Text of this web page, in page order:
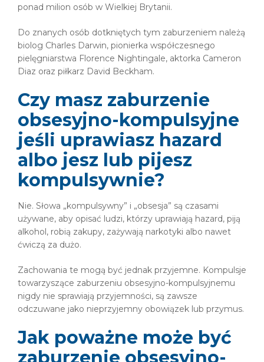
ponad milion osób w Wielkiej Brytanii.
Do znanych osób dotkniętych tym zaburzeniem należą
biolog Charles Darwin, pionierka współczesnego
pielęgniarstwa Florence Nightingale, aktorka Cameron
Diaz oraz piłkarz David Beckham.
Czy masz zaburzenie
obsesyjno-kompulsyjne
jeśli uprawiasz hazard
albo jesz lub pijesz
kompulsywnie?
Nie. Słowa „kompulsywny” i „obsesja” są czasami
używane, aby opisać ludzi, którzy uprawiają hazard, piją
alkohol, robią zakupy, zażywają narkotyki albo nawet
ćwiczą za dużo.
Zachowania te mogą być jednak przyjemne. Kompulsje
towarzyszące zaburzeniu obsesyjno-kompulsyjnemu
nigdy nie sprawiają przyjemności, są zawsze
odczuwane jako nieprzyjemny obowiązek lub przymus.
Jak poważne może być
zaburzenie obsesyjno-